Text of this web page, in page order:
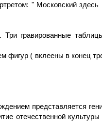
" Московский
гравированные
( вклеены в конец
представляется
отечественной